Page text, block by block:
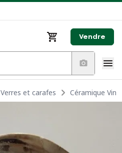
Vendre
Verres et carafes Céramique